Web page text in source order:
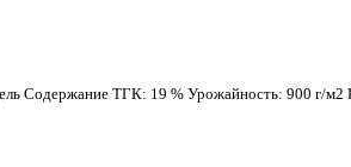
Содержание ТГК: 19 % Урожайность: 900 г/